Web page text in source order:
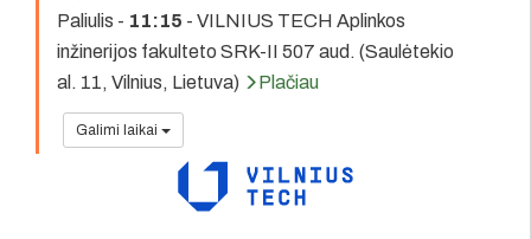
Paliulis - 11:15 - VILNIUS TECH Aplinkos
inžinerijos fakulteto SRK-II 507 aud. (Saulėtekio
al. 11, Vilnius, Lietuva)
Plačiau
Galimi laikai